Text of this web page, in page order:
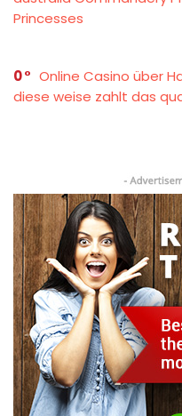
Princesses
0
Online Casino über
diese weise zahlt das